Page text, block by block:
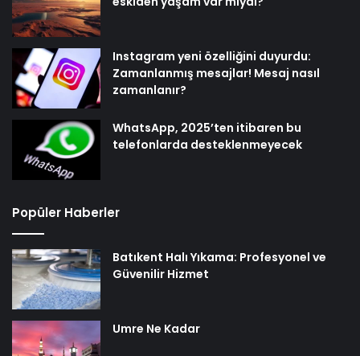
Instagram yeni özelliğini duyurdu:
Zamanlanmış mesajlar! Mesaj nasıl
zamanlanır?
WhatsApp, 2025’ten itibaren bu
telefonlarda desteklenmeyecek
Popüler Haberler
Batıkent Halı Yıkama: Profesyonel ve
Güvenilir Hizmet
Umre Ne Kadar